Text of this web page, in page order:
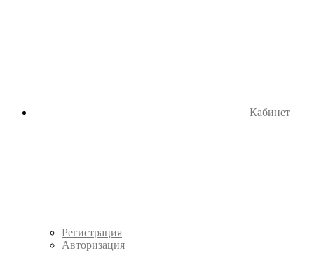
Кабинет
Регистрация
Авторизация